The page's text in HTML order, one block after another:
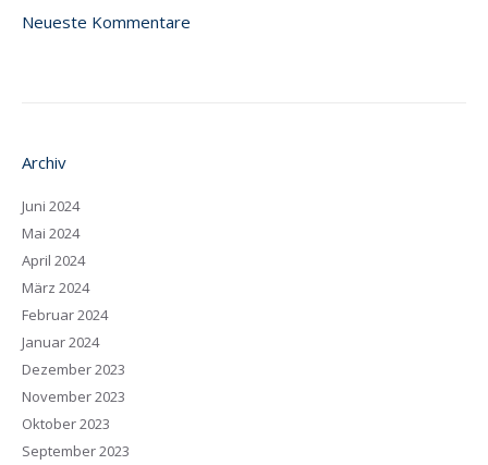
Neueste Kommentare
Archiv
Juni 2024
Mai 2024
April 2024
März 2024
Februar 2024
Januar 2024
Dezember 2023
November 2023
Oktober 2023
September 2023